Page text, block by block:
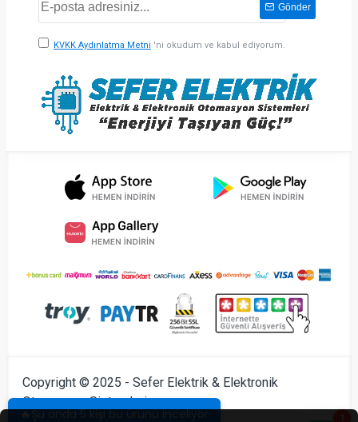
🔥Şu anda 5 kişi bu ürünü inceliyor
Gönder
KVKK Aydınlatma Metni 'ni okudum ve kabul ediyorum.
Copyright © 2025 - Sefer Elektrik & Elektronik
Otomasyon Sistemleri